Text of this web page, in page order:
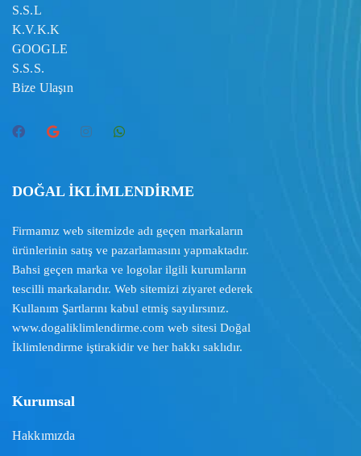
S.S.L
K.V.K.K
GOOGLE
S.S.S.
Bize Ulaşın
DOĞAL İKLİMLENDİRME
Firmamız web sitemizde adı geçen markaların
ürünlerinin satış ve pazarlamasını yapmaktadır.
Bahsi geçen marka ve logolar ilgili kurumların
tescilli markalarıdır. Web sitemizi ziyaret ederek
Kullanım Şartlarını kabul etmiş sayılırsınız.
www.dogaliklimlendirme.com web sitesi Doğal
İklimlendirme iştirakidir ve her hakkı saklıdır.
Kurumsal
Hakkımızda